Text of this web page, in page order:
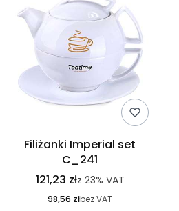
Filiżanki Imperial set
C_241
121,23 złz 23% VAT
98,56 złbez VAT